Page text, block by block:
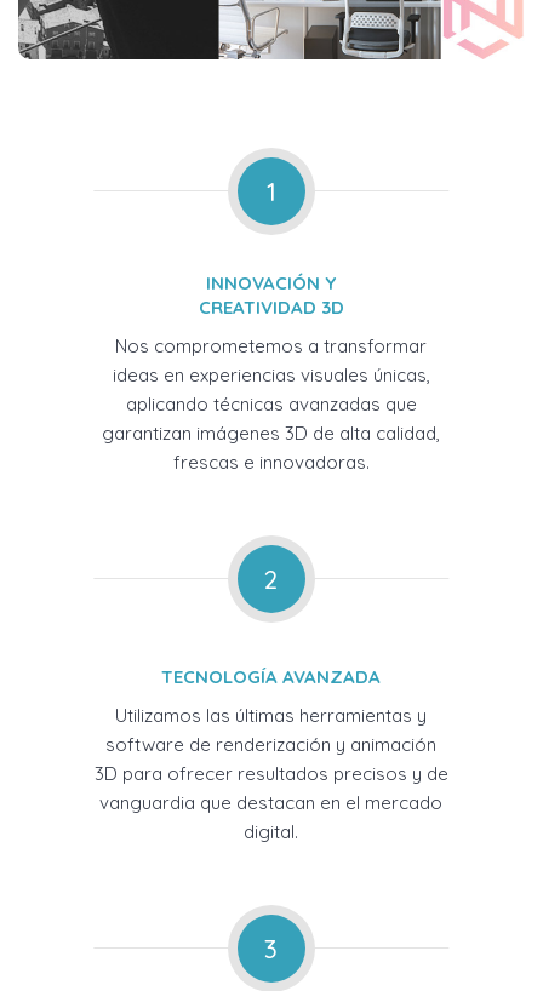
1
INNOVACIÓN Y
CREATIVIDAD 3D
Nos comprometemos a transformar
ideas en experiencias visuales únicas,
aplicando técnicas avanzadas que
garantizan imágenes 3D de alta calidad,
frescas e innovadoras.
2
TECNOLOGÍA AVANZADA
Utilizamos las últimas herramientas y
software de renderización y animación
3D para ofrecer resultados precisos y de
vanguardia que destacan en el mercado
digital.
3